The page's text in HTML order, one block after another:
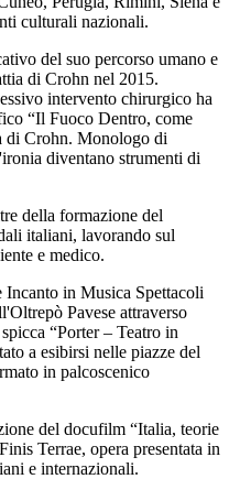
culturali nazionali.
del suo percorso umano e
di Crohn nel 2015.
intervento chirurgico ha
“Il Fuoco Dentro, come
di Crohn. Monologo di
diventano strumenti di
della formazione del
italiani, lavorando sul
e medico.
in Musica Spettacoli
Pavese attraverso
“Porter – Teatro in
a esibirsi nelle piazze del
in palcoscenico
del docufilm “Italia, teorie
Terrae, opera presentata in
e internazionali.